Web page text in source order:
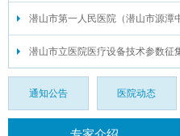
潜山市第一人民医院（潜山市源潭中心
潜山市立医院医疗设备技术参数征
通知公告 医院动态